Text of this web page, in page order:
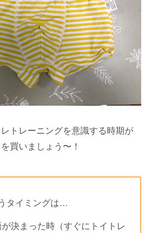
トレーニングを意識する時期が
買いましょう〜！
タイミングは…
決まった時（すぐにトイトレ